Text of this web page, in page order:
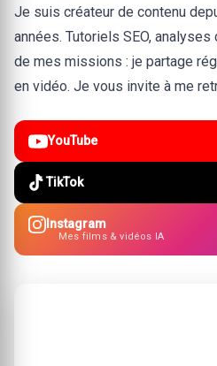
Je suis créateur de contenu
années. Tutoriels SEO,
de mes missions : je partage
en vidéo. Je vous invite à me
YouTube
TikTok
Instagram
Mes films & vidéos IA